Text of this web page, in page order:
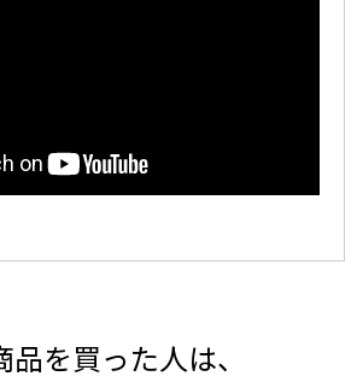
品を買った人は、